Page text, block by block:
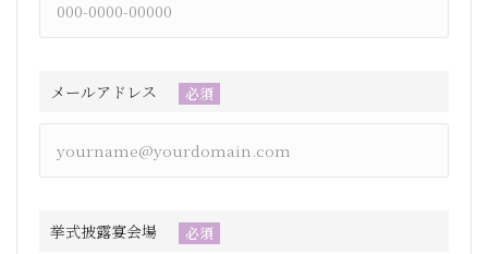
メールアドレス 必須
挙式披露宴会場 必須